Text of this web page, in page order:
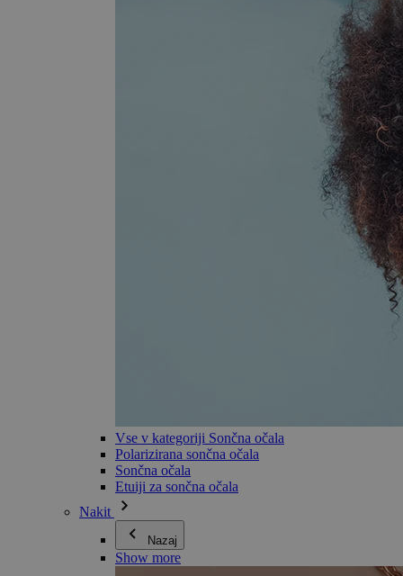
Vse v kategoriji Sončna očala
Polarizirana sončna očala
Sončna očala
Etuiji za sončna očala
Nakit
Nazaj
Show more